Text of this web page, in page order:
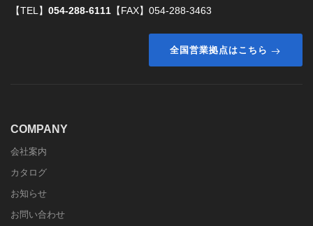
【TEL】 054-288-6111 【FAX】054-288-3463
全国営業拠点はこちら
COMPANY
会社案内
カタログ
お知らせ
お問い合わせ